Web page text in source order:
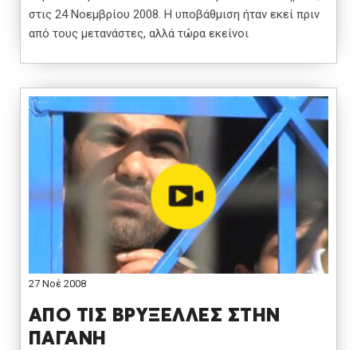
στις 24 Νοεμβρίου 2008. Η υποβάθμιση ήταν εκεί πριν
από τους μετανάστες, αλλά τώρα εκείνοι
27 Νοέ 2008
ΑΠΟ ΤΙΣ ΒΡΥΞΕΛΛΕΣ ΣΤΗΝ
ΠΑΓΑΝΗ